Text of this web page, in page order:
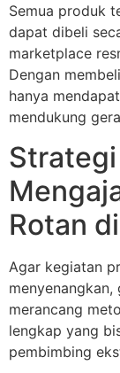
Semua produk
dapat dibeli
marketplace
Dengan
hanya
mendukung
Rotan
Agar kegiatan
merancang
lengkap yang
pembimbing